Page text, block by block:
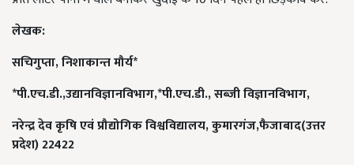
लेखक:
सचिगुप्ता,निशाकान्त मौर्य*
*पी.एच.डी.,उद्यानविज्ञानविभाग,*पी.एच.डी.,सब्जी विज्ञानविभाग,
नरेन्द्र देव कृषि एवं प्रौद्योगिक विश्वविद्यालय,कुमारगंज,फैजाबाद(उत्तर
प्रदेश) 22422